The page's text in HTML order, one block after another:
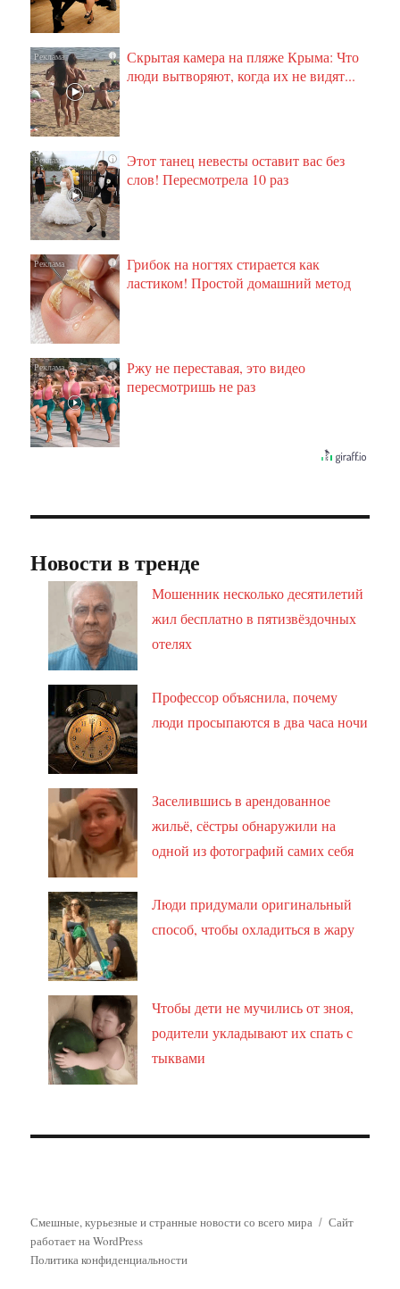
i
Скрытая камера на пляже Крыма: Что
люди вытворяют, когда их не видят...
i
Этот танец невесты оставит вас без
слов! Пересмотрела 10 раз
i
Грибок на ногтях стирается как
ластиком! Простой домашний метод
i
Ржу не переставая, это видео
пересмотришь не раз
Новости в тренде
Мошенник несколько десятилетий
жил бесплатно в пятизвёздочных
отелях
Профессор объяснила, почему
люди просыпаются в два часа ночи
Заселившись в арендованное
жильё, сёстры обнаружили на
одной из фотографий самих себя
Люди придумали оригинальный
способ, чтобы охладиться в жару
Чтобы дети не мучились от зноя,
родители укладывают их спать с
тыквами
Смешные, курьезные и странные новости со всего мира
Сайт
работает на WordPress
Политика конфиденциальности